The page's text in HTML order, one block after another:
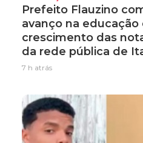
Prefeito Flauzino
avanço na educação
crescimento das
da rede pública de
7 h atrás